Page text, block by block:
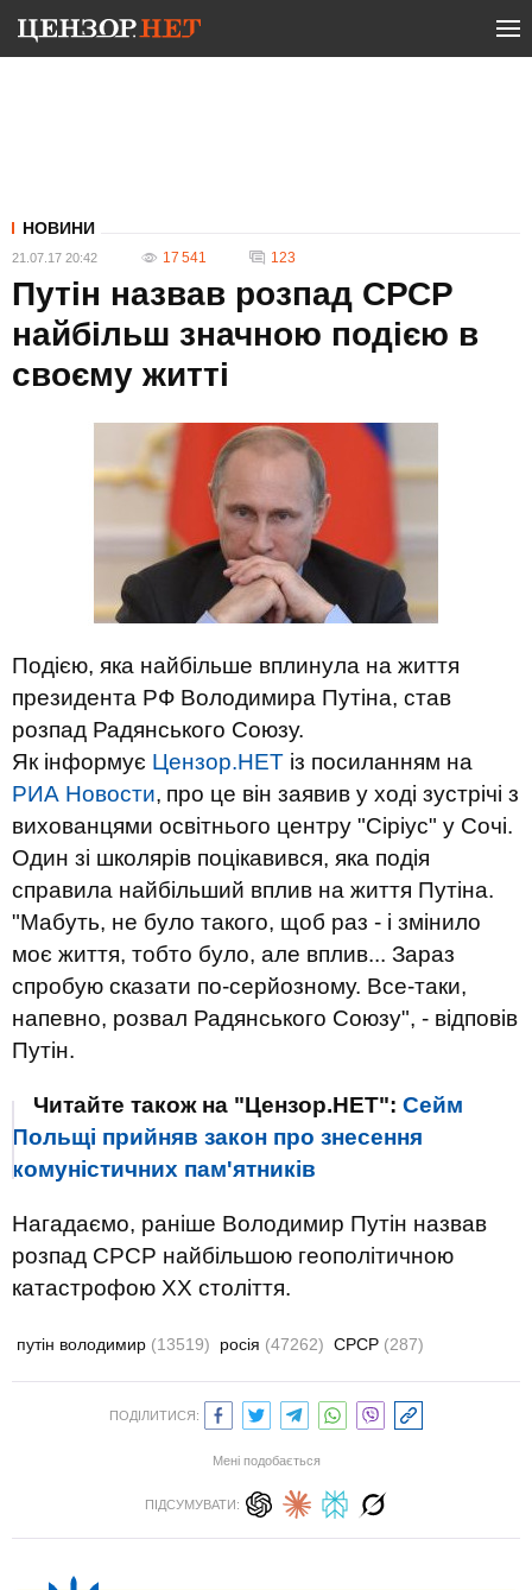
НОВИНИ
21.07.17 20:42 17 541 123
Путін назвав розпад СРСР
найбільш значною подією в
своєму житті
Подією, яка найбільше вплинула на життя
президента РФ Володимира Путіна, став
розпад Радянського Союзу.
Як інформує Цензор.НЕТ із посиланням на
РИА Новости, про це він заявив у ході зустрічі з
вихованцями освітнього центру "Сіріус" у Сочі.
Один зі школярів поцікавився, яка подія
справила найбільший вплив на життя Путіна.
"Мабуть, не було такого, щоб раз - і змінило
моє життя, тобто було, але вплив... Зараз
спробую сказати по-серйозному. Все-таки,
напевно, розвал Радянського Союзу", - відповів
Путін.
Читайте також на "Цензор.НЕТ": Сейм
Польщі прийняв закон про знесення
комуністичних пам'ятників
Нагадаємо, раніше Володимир Путін назвав
розпад СРСР найбільшою геополітичною
катастрофою ХХ століття.
путін володимир (13519) росія (47262) СРСР (287)
ПОДІЛИТИСЯ:
Мені подобається
ПІДСУМУВАТИ: